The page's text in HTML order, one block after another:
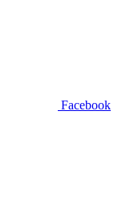
Facebook